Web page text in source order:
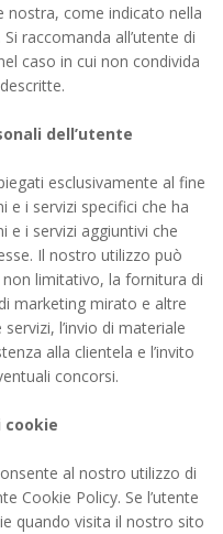
nostra, come indicato nella
raccomanda all’utente di
caso in cui non condivida
dell’utente
esclusivamente al fine
e i servizi specifici che ha
e i servizi aggiuntivi che
Il nostro utilizzo può
limitativo, la fornitura di
marketing mirato e altre
l’invio di materiale
alla clientela e l’invito
concorsi.
cookie
al nostro utilizzo di
Cookie Policy. Se l’utente
quando visita il nostro sito